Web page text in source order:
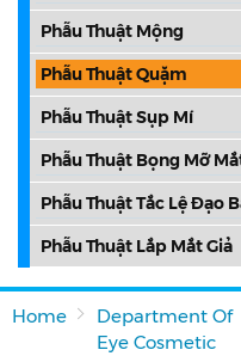
Phẫu Thuật Mộng
Phẫu Thuật Quặm
Phẫu Thuật Sụp Mí
Phẫu Thuật Bọng Mỡ
Phẫu Thuật Tắc Lệ Đạo
Phẫu Thuật Lắp Mắt Giả
Home
Department Of
Eye Cosmetic